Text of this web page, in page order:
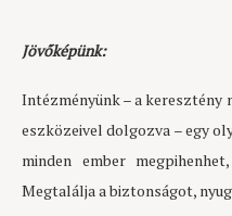
Jövőképünk:
Intézményünk – a keresztény
eszközeivel dolgozva – egy
minden ember
Megtalálja a biztonságot,